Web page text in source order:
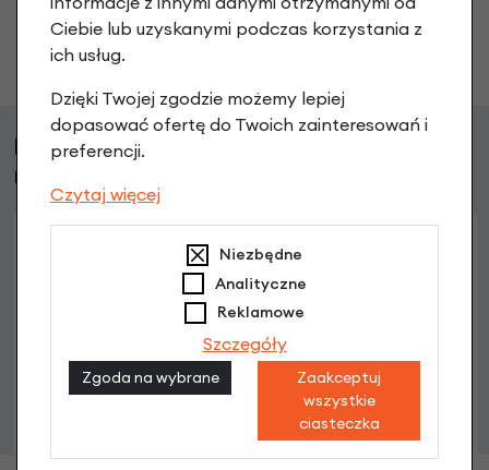
Klienci, którzy kupili ten produkt wybrali
również
Ciebie lub uzyskanymi podczas korzystania z
ich usług.
Dzięki Twojej zgodzie możemy lepiej
dopasować ofertę do Twoich zainteresowań i
preferencji.
Czytaj więcej
Niezbędne
Analityczne
Reklamowe
Szczegóły
Zgoda na wybrane
Zaakceptuj
wszystkie
ciasteczka